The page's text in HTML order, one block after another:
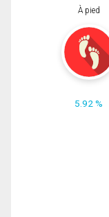
À pied
5.92 %